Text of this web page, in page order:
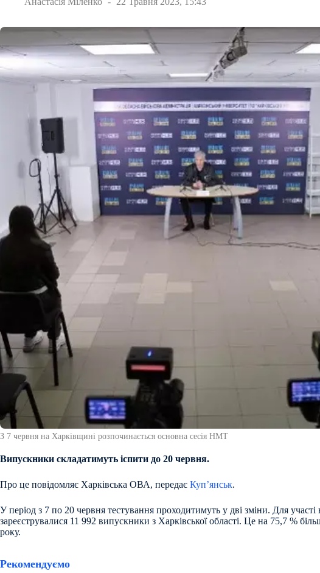
З 7 червня на Харківщині розпочинається основна сесія НМТ
Випускники складатимуть іспити до 20 червня.
Про це повідомляє Харківська ОВА, передає Куп’янськ.
У період з 7 по 20 червня тестування проходитимуть у дві зміни. Для участі
зареєструвалися 11 992 випускники з Харківської області. Це на 75,7 %
року.
Рекомендуємо